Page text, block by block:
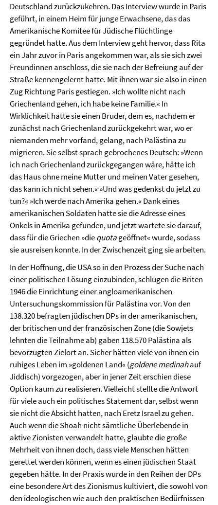
Deutschland zurückzukehren. Das Interview wurde in Paris
geführt, in einem Heim für junge Erwachsene, das das
Amerikanische Komitee für Jüdische Flüchtlinge
gegründet hatte. Aus dem Interview geht hervor, dass Rita
ein Jahr zuvor in Paris angekommen war, als sie sich zwei
Freundinnen anschloss, die sie nach der Befreiung auf der
Straße kennengelernt hatte. Mit ihnen war sie also in einen
Zug Richtung Paris gestiegen. »Ich wollte nicht nach
Griechenland gehen, ich habe keine Familie.« In
Wirklichkeit hatte sie einen Bruder, dem es, nachdem er
zunächst nach Griechenland zurückgekehrt war, wo er
niemanden mehr vorfand, gelang, nach Palästina zu
migrieren. Sie selbst sprach gebrochenes Deutsch: »Wenn
ich nach Griechenland zurückgegangen wäre, hätte ich
das Haus ohne meine Mutter und meinen Vater gesehen,
das kann ich nicht sehen.« »Und was gedenkst du jetzt zu
tun?« »Ich werde nach Amerika gehen.« Dank eines
amerikanischen Soldaten hatte sie die Adresse eines
Onkels in Amerika gefunden, und jetzt wartete sie darauf,
dass für die Griechen »diequotageöffnet« wurde, sodass
sie ausreisen konnte. In der Zwischenzeit ging sie arbeiten.
In der Hoffnung, die USA so in den Prozess der Suche nach
einer politischen Lösung einzubinden, schlugen die Briten
1946 die Einrichtung einer angloamerikanischen
Untersuchungskommission für Palästina vor. Von den
138.320 befragten jüdischen DPs in der amerikanischen,
der britischen und der französischen Zone (die Sowjets
lehnten die Teilnahme ab) gaben 118.570 Palästina als
bevorzugten Zielort an. Sicher hätten viele von ihnen ein
ruhiges Leben im »goldenen Land« (goldene medinahauf
Jiddisch) vorgezogen, aber in jener Zeit erschien diese
Option kaum zu realisieren. Vielleicht stellte die Antwort
für viele auch ein politisches Statement dar, selbst wenn
sie nicht die Absicht hatten, nach Eretz Israel zu gehen.
Auch wenn die Shoah nicht sämtliche Überlebende in
aktive Zionisten verwandelt hatte, glaubte die große
Mehrheit von ihnen doch, dass viele Menschen hätten
gerettet werden können, wenn es einen jüdischen Staat
gegeben hätte. In der Praxis wurde in den Reihen der DPs
eine besondere Art des Zionismus kultiviert, die sowohl von
den ideologischen wie auch den praktischen Bedürfnissen